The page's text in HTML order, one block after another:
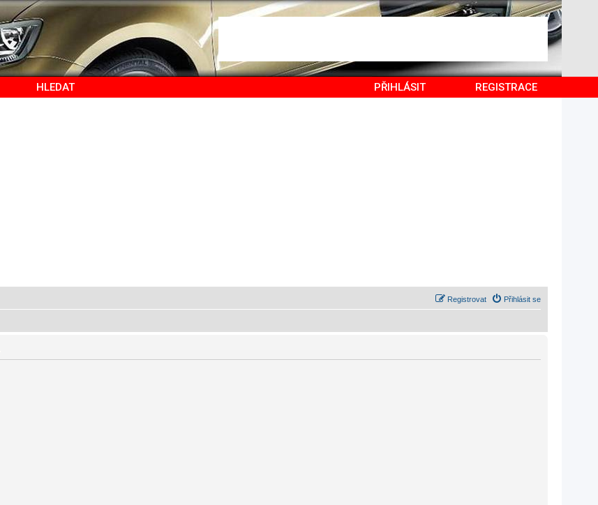
HLEDAT PŘIHLÁSIT REGISTRACE
Přihlásit se
Registrovat